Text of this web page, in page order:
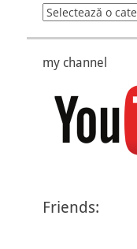
categorii
my channel
Friends: